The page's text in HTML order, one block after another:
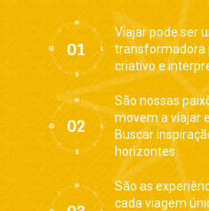
Viajar pode ser
transformadora
criativo e
São nossas
movem a viajar
Buscar
horizontes.
São as
cada viagem